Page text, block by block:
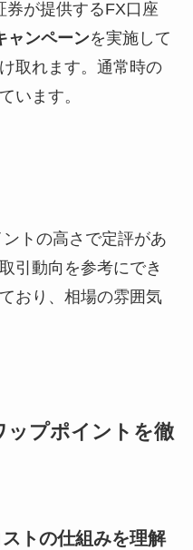
券が提供するFX口座
ャンペーンを実施して
取れます。通常時の
います。
トの高さで定評があ
引動向を参考にでき
おり、相場の雰囲気
ップポイントを徹
トの仕組みを理解